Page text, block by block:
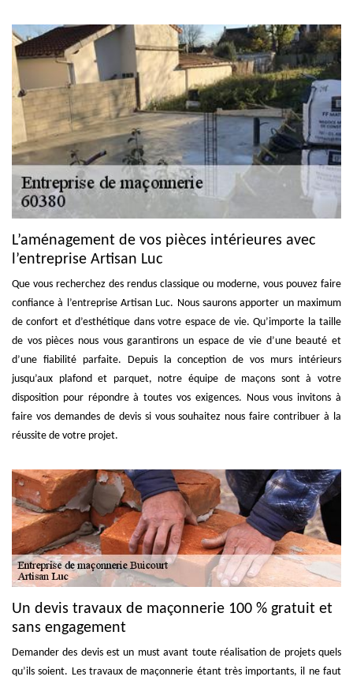
L’aménagement de vos pièces intérieures avec
l’entreprise Artisan Luc
Que vous recherchez des rendus classique ou moderne, vous pouvez faire
confiance à l’entreprise Artisan Luc. Nous saurons apporter un maximum
de confort et d’esthétique dans votre espace de vie. Qu’importe la taille
de vos pièces nous vous garantirons un espace de vie d’une beauté et
d’une fiabilité parfaite. Depuis la conception de vos murs intérieurs
jusqu’aux plafond et parquet, notre équipe de maçons sont à votre
disposition pour répondre à toutes vos exigences. Nous vous invitons à
faire vos demandes de devis si vous souhaitez nous faire contribuer à la
réussite de votre projet.
Un devis travaux de maçonnerie 100 % gratuit et
sans engagement
Demander des devis est un must avant toute réalisation de projets quels
qu’ils soient. Les travaux de maçonnerie étant très importants, il ne faut